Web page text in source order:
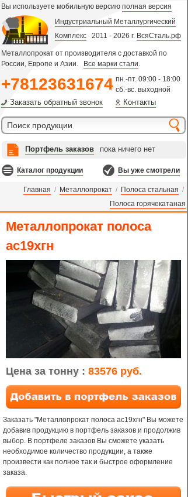
Вы используете мобильную версию полная версия
Индустриальный Металлургический
Комплекс 2011 - 2026 г. ВсяСталь.рф
Металлопрокат от производителя с доставкой по
России, Европе и Азии.
Все марки стали.
+78123631674 пн.-пт. 09:00 - 18:00
сб.-вс. выходной
Заказать обратный звонок Контакты
Портфель заказов пока ничего нет
Каталог продукции Вы уже смотрели
Главная / Металлопрокат / Полоса стальная /
Полоса горячекатаная
Металлопрокат полоса
ас19хгн
Цена за тонну : 83576 руб.
Заказать "Металлопрокат полоса ас19хгн" Вы можете
добавив продукцию в портфель заказов и продолжив
выбор. В портфеле заказов Вы сможете указать
необходимое количество продукции, а также
произвести как полное так и быстрое оформление
заказа.